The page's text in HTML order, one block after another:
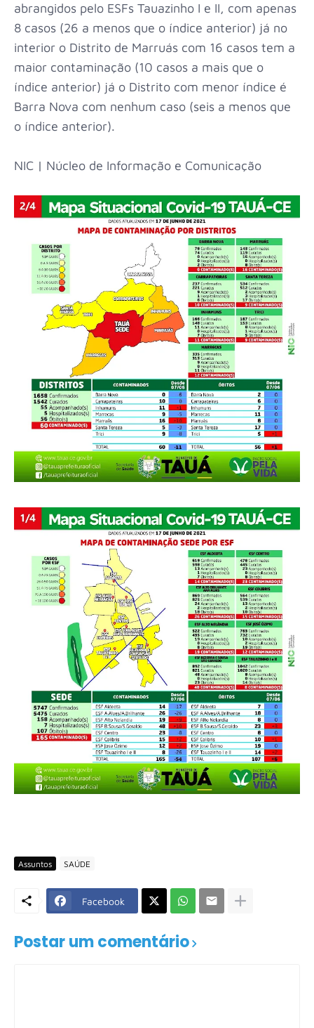
abrangidos pelo ESFs Tauazinho I e II, com apenas
8 casos (26 a menos que o índice anterior) já no
interior o Distrito de Marruás com 16 casos tem a
maior contaminação (10 casos a mais que o
índice anterior) já o Distrito com menor índice é
Barra Nova com nenhum caso (seis a menos que
o índice anterior).
NIC | Núcleo de Informação e Comunicação
Assuntos SAÚDE
Facebook
Postar um comentário